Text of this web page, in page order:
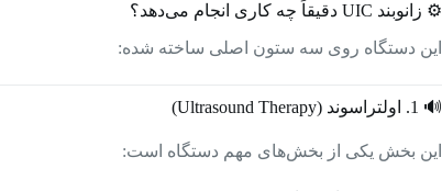
⚙️ زانوبند UIC دقیقاً چه کاری انجام می‌دهد؟
این دستگاه روی سه ستون اصلی ساخته شده:
🔊 1. اولتراسوند (Ultrasound Therapy)
این بخش یکی از بخش‌های مهم دستگاه است: